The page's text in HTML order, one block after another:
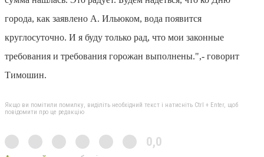
города, как заявлено А. Ильюком, вода появится
круглосуточно. И я буду только рад, что мои законные
требования и требования горожан выполнены.",- говорит
Тимошин.
Якщо ви помітили помилку, виділіть необхідний текст і натисніть Ctrl + Enter, щоб
повідомити про це редакцію
0,0